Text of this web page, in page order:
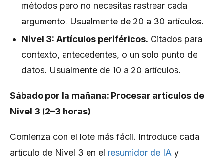
métodos pero no necesitas rastrear cada
argumento. Usualmente de 20 a 30 artículos.
Nivel 3: Artículos periféricos. Citados para
contexto, antecedentes, o un solo punto de
datos. Usualmente de 10 a 20 artículos.
Sábado por la mañana: Procesar artículos de
Nivel 3 (2–3 horas)
Comienza con el lote más fácil. Introduce cada
artículo de Nivel 3 en el resumidor de IA y